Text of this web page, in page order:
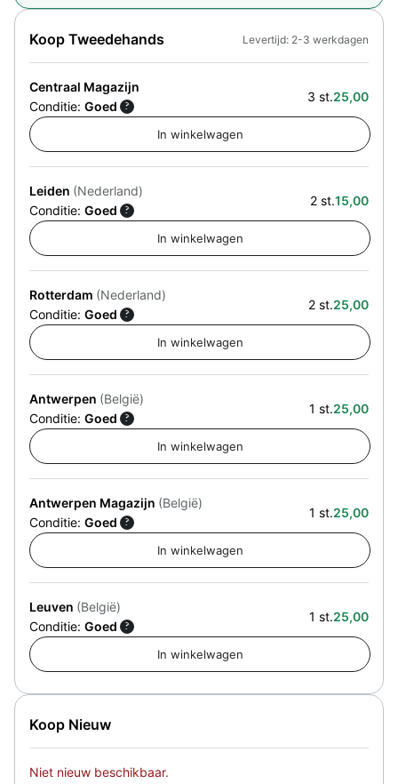
Koop Tweedehands
Centraal Magazijn
Conditie: Goed ?
3 st.25,00
Leiden (Nederland)
Conditie: Goed ?
2 st.15,00
Rotterdam (Nederland)
Conditie: Goed ?
2 st.25,00
Antwerpen (België)
Conditie: Goed ?
1 st.25,00
Antwerpen Magazijn (België)
Conditie: Goed ?
1 st.25,00
Leuven (België)
Conditie: Goed ?
1 st.25,00
Levertijd: 2-3 werkdagen
Koop Nieuw
Niet nieuw beschikbaar.